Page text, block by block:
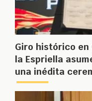
Giro histórico en
la Espriella
una inédita